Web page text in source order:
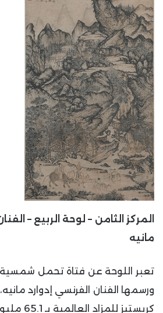
المركز الثامن – لوحة الربيع –
مانيه
تعبر اللوحة عن فتاة تحمل شمسية
ورسمها الفنان الفرنسي إدوارد
كريستيز للمزاد العالمية بـ 65.1 مليون دولار.